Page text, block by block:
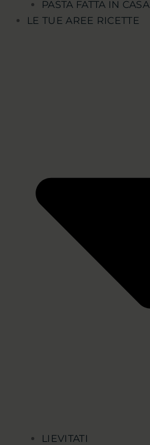
PASTA FATTA IN CASA
LE TUE AREE RICETTE
LIEVITATI